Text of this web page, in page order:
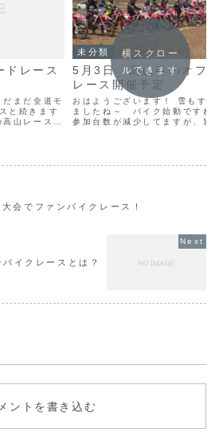
ドレース
まだ全道モ
と続きます
山レースを
未分類
5月3日 高山春のオフ
レース開催予定
おはようございます！ 雪もすっ
ましたね～ バイク始動ですね
参加台数が減少してますが、皆
横スクロー
ルできます
大会でファンバイクレース！
バイクレースとは？
ントを書き込む